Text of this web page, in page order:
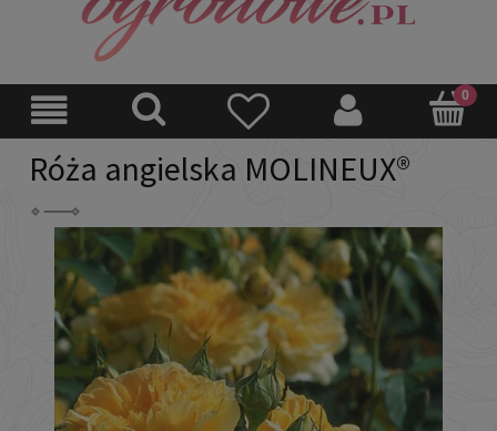
Róża angielska MOLINEUX®